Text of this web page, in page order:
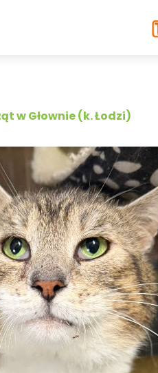
w Głownie (k. Łodzi)